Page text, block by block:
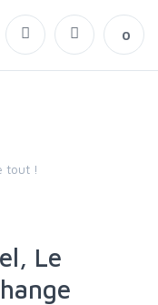
0
tout !